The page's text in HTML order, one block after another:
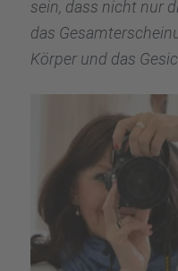
sein, dass nicht nur
das
Körper und das